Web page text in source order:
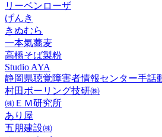
リーベンローザ
げんき
きぬむら
一本氣蕎麦
高橋そば製粉
Studio AYA
静岡県聴覚障害者情報センター手話
村田ボーリング技研㈱
㈱ＥＭ研究所
あり屋
五朋建設㈱